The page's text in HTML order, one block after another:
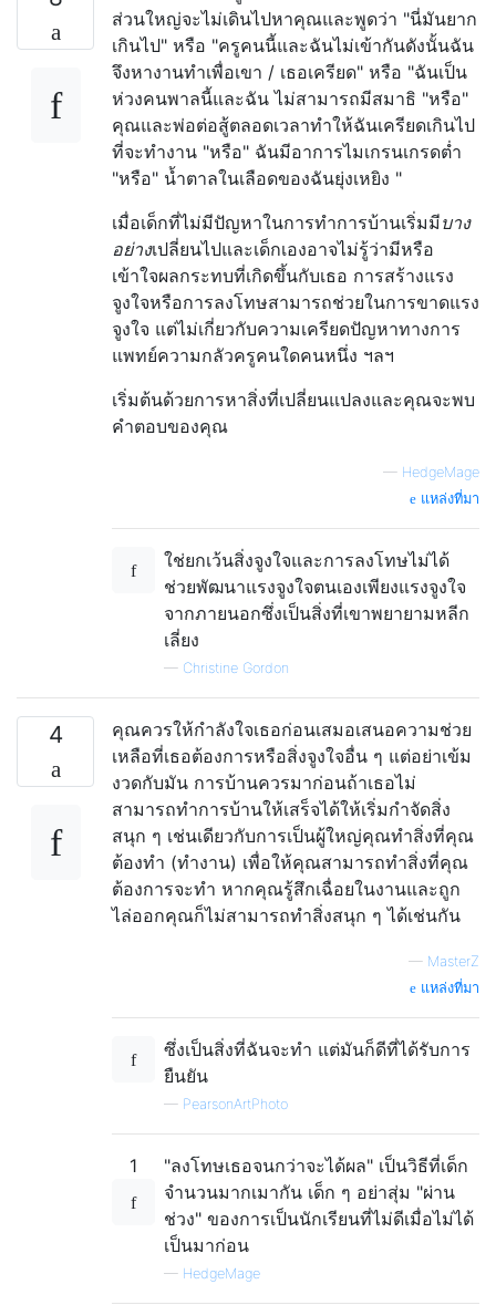
ส่วนใหญ่จะไม่เดินไปหาคุณและพูดว่า "นี่มันยาก
เกินไป" หรือ "ครูคนนี้และฉันไม่เข้ากันดังนั้นฉัน
จึงหางานทำเพื่อเขา / เธอเครียด" หรือ "ฉันเป็น
ห่วงคนพาลนี้และฉัน ไม่สามารถมีสมาธิ "หรือ"
คุณและพ่อต่อสู้ตลอดเวลาทำให้ฉันเครียดเกินไป
ที่จะทำงาน "หรือ" ฉันมีอาการไมเกรนเกรดต่ำ
"หรือ" น้ำตาลในเลือดของฉันยุ่งเหยิง "
เมื่อเด็กที่ไม่มีปัญหาในการทำการบ้านเริ่มมีบาง
อย่างเปลี่ยนไปและเด็กเองอาจไม่รู้ว่ามีหรือ
เข้าใจผลกระทบที่เกิดขึ้นกับเธอ การสร้างแรง
จูงใจหรือการลงโทษสามารถช่วยในการขาดแรง
จูงใจ แต่ไม่เกี่ยวกับความเครียดปัญหาทางการ
แพทย์ความกลัวครูคนใดคนหนึ่ง ฯลฯ
เริ่มต้นด้วยการหาสิ่งที่เปลี่ยนแปลงและคุณจะพบ
คำตอบของคุณ
— HedgeMage
แหล่งที่มา
ใช่ยกเว้นสิ่งจูงใจและการลงโทษไม่ได้
ช่วยพัฒนาแรงจูงใจตนเองเพียงแรงจูงใจ
จากภายนอกซึ่งเป็นสิ่งที่เขาพยายามหลีก
เลี่ยง
— Christine Gordon
4
คุณควรให้กำลังใจเธอก่อนเสมอเสนอความช่วย
เหลือที่เธอต้องการหรือสิ่งจูงใจอื่น ๆ แต่อย่าเข้ม
งวดกับมัน การบ้านควรมาก่อนถ้าเธอไม่
สามารถทำการบ้านให้เสร็จได้ให้เริ่มกำจัดสิ่ง
สนุก ๆ เช่นเดียวกับการเป็นผู้ใหญ่คุณทำสิ่งที่คุณ
ต้องทำ (ทำงาน) เพื่อให้คุณสามารถทำสิ่งที่คุณ
ต้องการจะทำ หากคุณรู้สึกเฉื่อยในงานและถูก
ไล่ออกคุณก็ไม่สามารถทำสิ่งสนุก ๆ ได้เช่นกัน
— MasterZ
แหล่งที่มา
ซึ่งเป็นสิ่งที่ฉันจะทำ แต่มันก็ดีที่ได้รับการ
ยืนยัน
— PearsonArtPhoto
1
"ลงโทษเธอจนกว่าจะได้ผล" เป็นวิธีที่เด็ก
จำนวนมากเมากัน เด็ก ๆ อย่าสุ่ม "ผ่าน
ช่วง" ของการเป็นนักเรียนที่ไม่ดีเมื่อไม่ได้
เป็นมาก่อน
— HedgeMage